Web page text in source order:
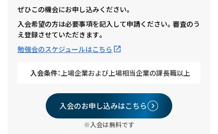
ぜひこの機会にお申し込みください。
入会希望の方は必要事項を記入して申請ください。審査のう
え登録させていただきます。
勉強会のスケジュールはこちら
入会条件： 上場企業および上場相当企業の課長職以上
入会のお申し込みはこちら
※入会は無料です